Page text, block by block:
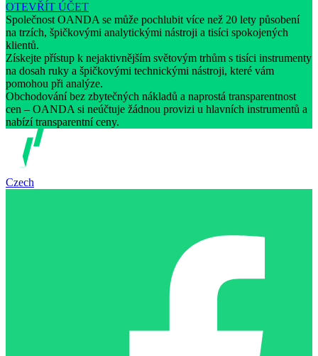
OTEVŘÍT ÚČET
Společnost OANDA se může pochlubit více než 20 lety působení
na trzích, špičkovými analytickými nástroji a tisíci spokojených
klientů.
Získejte přístup k nejaktivnějším světovým trhům s tisíci instrumenty
na dosah ruky a špičkovými technickými nástroji, které vám
pomohou při analýze.
Obchodování bez zbytečných nákladů a naprostá transparentnost
cen – OANDA si neúčtuje žádnou provizi u hlavních instrumentů a
nabízí transparentní ceny.
Czech